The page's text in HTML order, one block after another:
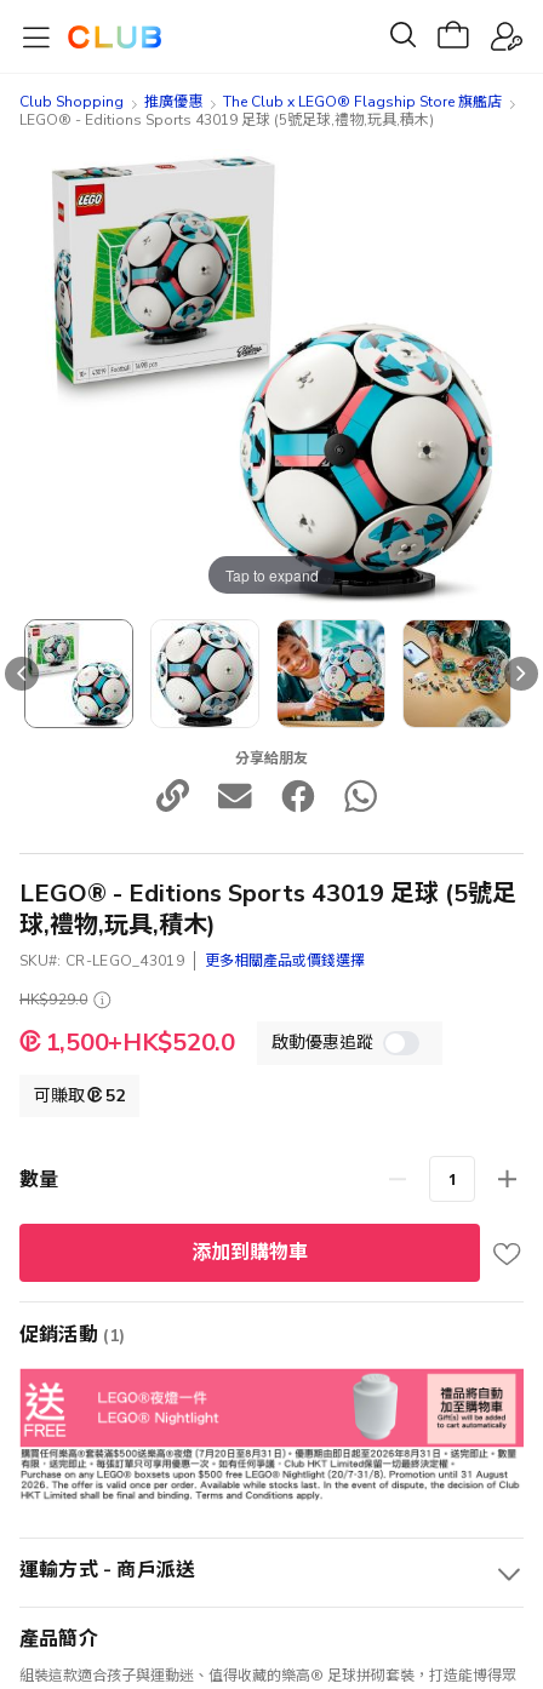
Club Shopping 推廣優惠
The Club x LEGO® Flagship Store 旗艦店
LEGO® - Editions Sports 43019 足球 (5號足球,禮物,玩具,積木)
images
gallery
images
gallery
Tap to expand
分享給朋友
LEGO® - Editions Sports 43019 足球 (5號足
球,禮物,玩具,積木)
SKU CR-LEGO_43019
更多相關產品或價錢選擇
HK$929.0
特
殊
啟動優惠追蹤
1,500+HK$520.0
可賺取 52
數量
添加到購物車
促銷活動 (1)
運輸方式 - 商戶派送
產品簡介
組裝這款適合孩子與運動迷、值得收藏的樂高® 足球拼砌套裝，打造能博得眾